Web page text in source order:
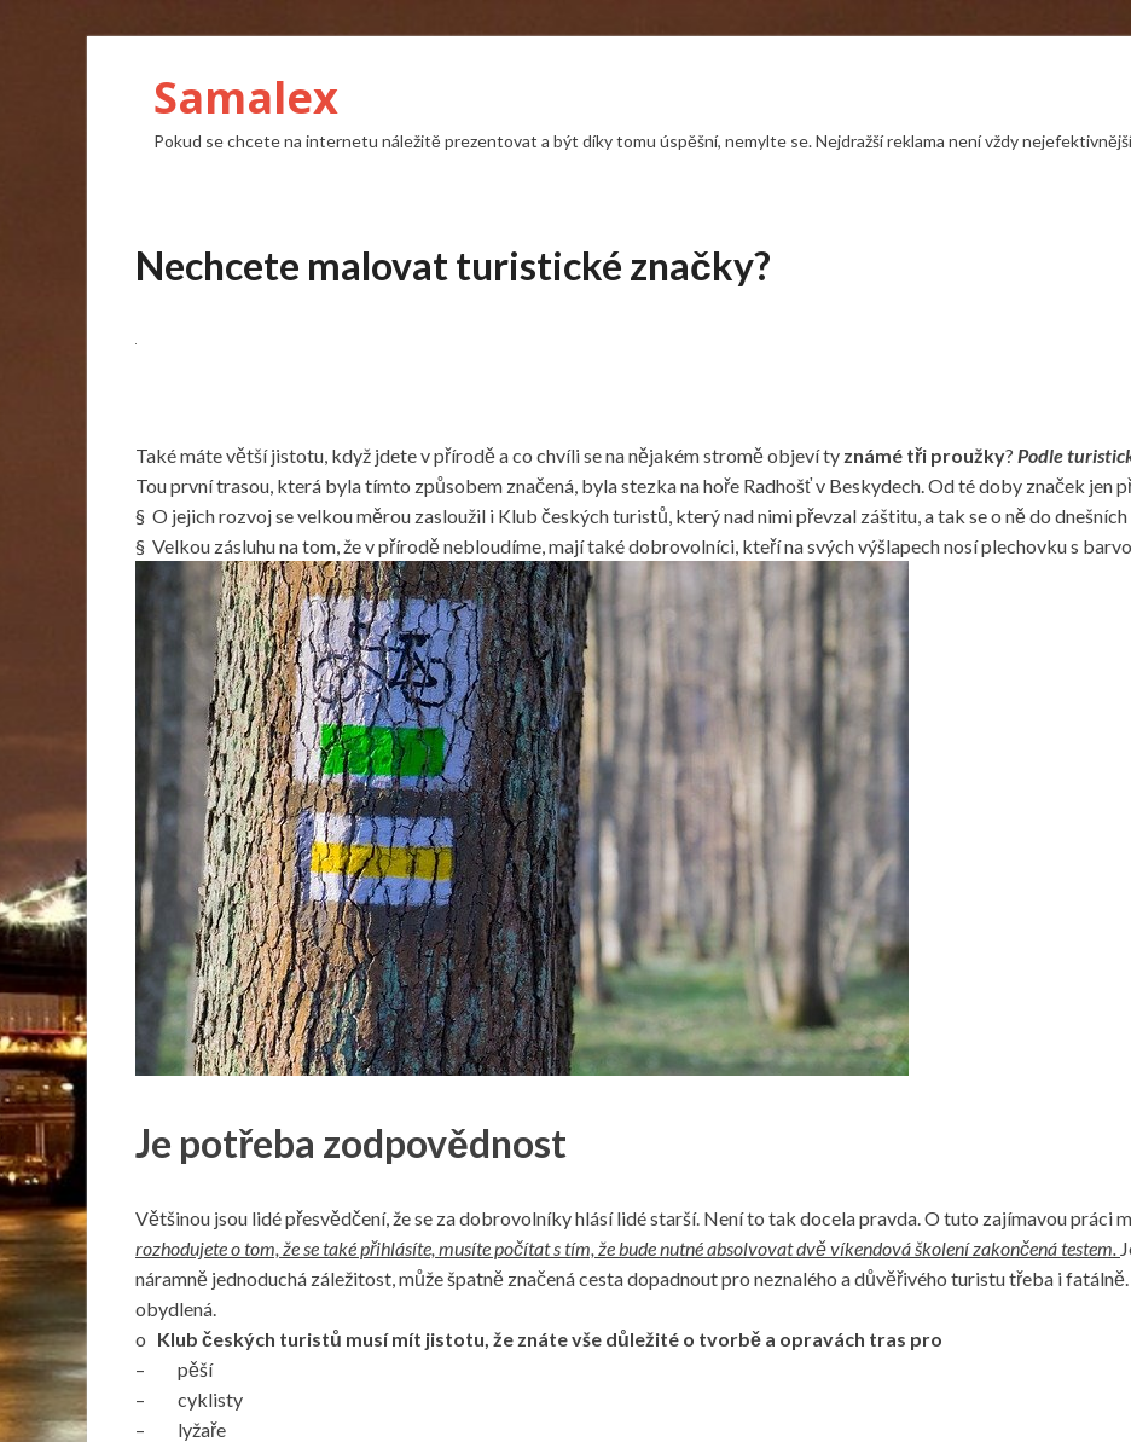
Samalex
Pokud se chcete na internetu náležitě prezentovat a být díky tomu úspěšní, nemylte se. Nejdražší reklama není vždy
Nechcete malovat turistické značky?
Také máte větší jistotu, když jdete v přírodě a co chvíli se na nějakém stromě objeví ty známé tři proužky? Podle
Tou první trasou, která byla tímto způsobem značená, byla stezka na hoře Radhošť v Beskydech. Od té doby značek jen
§ O jejich rozvoj se velkou měrou zasloužil i Klub českých turistů, který nad nimi převzal záštitu, a tak se o ně do
§ Velkou zásluhu na tom, že v přírodě nebloudíme, mají také dobrovolníci, kteří na svých výšlapech nosí plechovku s
Je potřeba zodpovědnost
Většinou jsou lidé přesvědčení, že se za dobrovolníky hlásí lidé starší. Není to tak docela pravda. O tuto zajímavou práci
rozhodujete o tom, že se také přihlásíte, musíte počítat s tím, že bude nutné absolvovat dvě víkendová školení zakončená testem.
náramně jednoduchá záležitost, může špatně značená cesta dopadnout pro neznalého a důvěřivého turistu třeba i
obydlená.
o Klub českých turistů musí mít jistotu, že znáte vše důležité o tvorbě a opravách tras pro
– pěší
– cyklisty
– lyžaře